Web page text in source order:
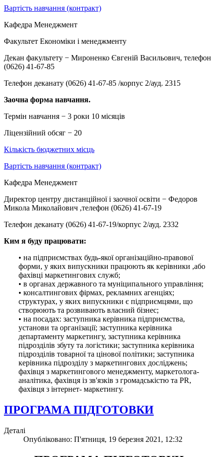
Вартість навчання (контракт)
Кафедра Менеджмент
Факультет Економіки і менеджменту
Декан факультету − Мироненко Євгеній Васильович, телефон
(0626) 41-67-85
Телефон деканату (0626) 41-67-85 /корпус 2/ауд. 2315
Заочна форма навчання.
Термін навчання − 3 роки 10 місяців
Ліцензійний обсяг − 20
Кількість бюджетних місць
Вартість навчання (контракт)
Кафедра Менеджмент
Директор центру дистанційної і заочної освіти − Федоров
Микола Миколайович ,телефон (0626) 41-67-19
Телефон деканату (0626) 41-67-19/корпус 2/ауд. 2332
Ким я буду працювати:
• на підприємствах будь-якої організаційно-правової
форми, у яких випускники працюють як керівники ,або
фахівці маркетингових служб;
• в органах державного та муніципального управління;
• консалтингових фірмах, рекламних агенціях;
структурах, у яких випускники є підприємцями, що
створюють та розвивають власний бізнес;
• на посадах: заступника керівника підприємства,
установи та організації; заступника керівника
департаменту маркетингу, заступника керівника
підрозділів збуту та логістики; заступника керівника
підрозділів товарної та цінової політики; заступника
керівника підрозділу з маркетингових досліджень;
фахівця з маркетингового менеджменту, маркетолога-
аналітика, фахівця із зв'язків з громадськістю та PR,
фахівця з інтернет- маркетингу.
ПРОГРАМА ПІДГОТОВКИ
Деталі
Опубліковано: П'ятниця, 19 березня 2021, 12:32